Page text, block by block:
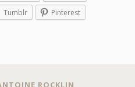
Tumblr Pinterest
ROCKLIN